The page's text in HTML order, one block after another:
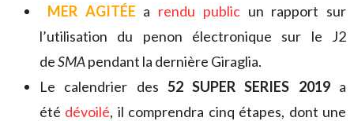
MER AGITÉE a rendu publicun rapport sur
l’utilisation du penon électronique sur le J2
deSMApendant la dernière Giraglia.
Le calendrier des 52 SUPER SERIES 2019a
été dévoilé, il comprendra cinq étapes, dont une